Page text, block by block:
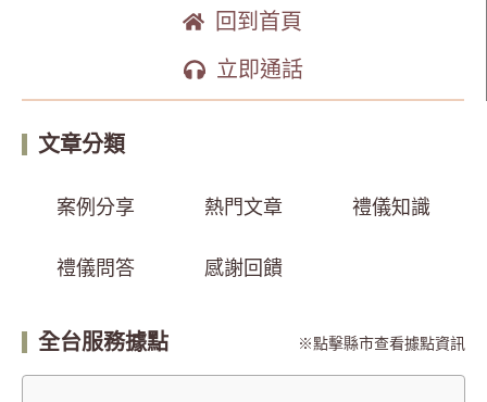
回到首頁
立即通話
文章分類
案例分享 熱門文章 禮儀知識
禮儀問答 感謝回饋
全台服務據點 點擊縣市查看據點資訊